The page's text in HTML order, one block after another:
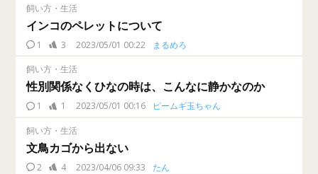
飼い方・生活
インコのペレットについて
1 3 2023/05/01 00:22 まるめろ
飼い方・生活
性別関係なくひなの時は、こんなに静かなのか
1 1 2023/05/01 00:16 ピームギ玉ちゃん
飼い方・生活
文鳥カゴから出ない
2 4 2023/04/06 09:33 たん